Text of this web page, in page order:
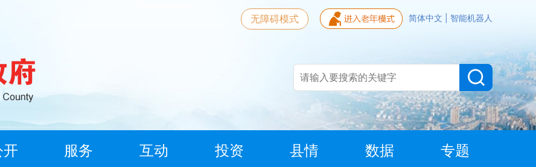
简体中文 智能机器人
无障碍模式
开 服务 互动 投资 县情 数据 专题